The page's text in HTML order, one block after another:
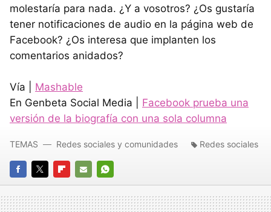
molestaría para nada. ¿Y a vosotros? ¿Os gustaría
tener notificaciones de audio en la página web de
Facebook? ¿Os interesa que implanten los
comentarios anidados?
Vía | Mashable
En Genbeta Social Media | Facebook prueba una
versión de la biografía con una sola columna
FACEBOOK
TWITTERFLIPBOARD
E-
MAIL
WHATSAPP
TEMAS Redes sociales y comunidades Redes sociales